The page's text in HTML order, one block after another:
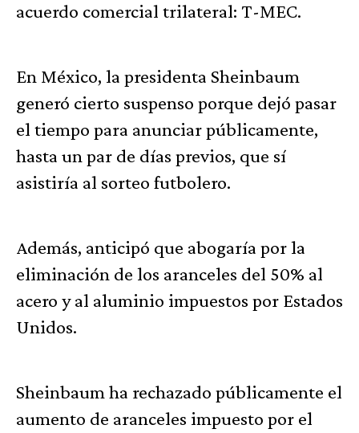
acuerdo comercial trilateral: T-MEC.
En México, la presidenta Sheinbaum
generó cierto suspenso porque dejó pasar
el tiempo para anunciar públicamente,
hasta un par de días previos, que sí
asistiría al sorteo futbolero.
Además, anticipó que abogaría por la
eliminación de los aranceles del 50% al
acero y al aluminio impuestos por Estados
Unidos.
Sheinbaum ha rechazado públicamente el
aumento de aranceles impuesto por el